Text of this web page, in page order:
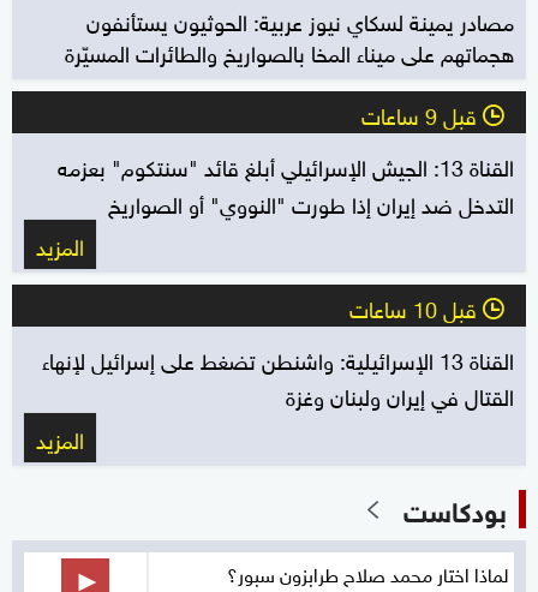
مصادر يمينة لسكاي نيوز عربية: الحوثيون يستأنفون
هجماتهم على ميناء المخا بالصواريخ والطائرات المسيّرة
l قبل 9 ساعات
القناة 13: الجيش الإسرائيلي أبلغ قائد "سنتكوم" بعزمه
التدخل ضد إيران إذا طورت "النووي" أو الصواريخ
المزيد
l قبل 10 ساعات
القناة 13 الإسرائيلية: واشنطن تضغط على إسرائيل لإنهاء
القتال في إيران ولبنان وغزة
المزيد
بودكاست
لماذا اختار محمد صلاح طرابزون سبور؟